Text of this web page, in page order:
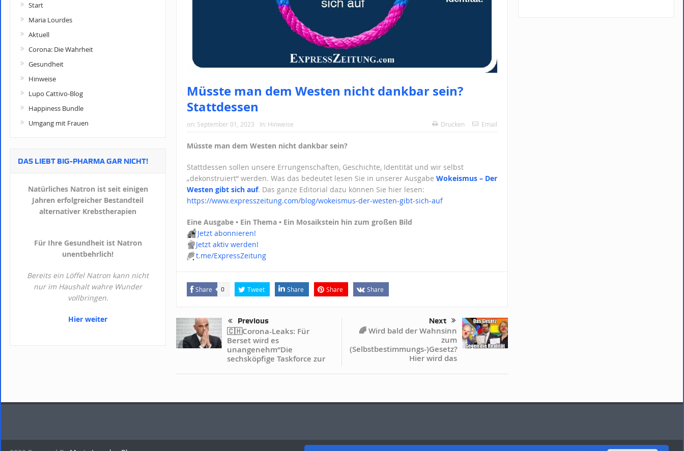
Müsste man dem Westen nicht dankbar sein?
Stattdessen
on: September 01, 2023 In: Hinweise Drucken Email
Müsste man dem Westen nicht dankbar sein?
Stattdessen sollen unsere Errungenschaften, Geschichte, Identität und wir selbst
„dekonstruiert“ werden. Was das bedeutet lesen Sie in unserer Ausgabe Wokeismus – Der
Westen gibt sich auf. Das ganze Editorial dazu können Sie hier lesen:
https://www.expresszeitung.com/blog/wokeismus-der-westen-gibt-sich-auf
Eine Ausgabe • Ein Thema • Ein Mosaikstein hin zum großen Bild
📬 Jetzt abonnieren!
📢 Jetzt aktiv werden!
💬 t.me/ExpressZeitung
Share 0 Tweet Share Share Share
Previous
🇨🇭Corona-Leaks: Für
Berset wird es
unangenehm“Die
sechsköpfige Taskforce zur
Next
🌈 Wird bald der Wahnsinn
zum
(Selbstbestimmungs-)Gesetz?
Hier wird das
Start
Maria Lourdes
Aktuell
Corona: Die Wahrheit
Gesundheit
Hinweise
Lupo Cattivo-Blog
Happiness Bundle
Umgang mit Frauen
DAS LIEBT BIG-PHARMA GAR NICHT!
Natürliches Natron ist seit einigen
Jahren erfolgreicher Bestandteil
alternativer Krebstherapien
Für Ihre Gesundheit ist Natron
unentbehrlich!
Bereits ein Löffel Natron kann nicht
nur im Haushalt wahre Wunder
vollbringen.
Hier weiter